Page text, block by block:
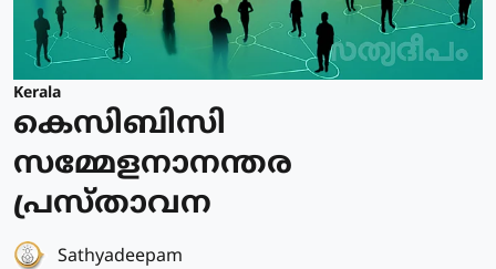
Kerala
കെസിബിസി
സമ്മേളനാനന്തര
പ്രസ്താവന
Sathyadeepam